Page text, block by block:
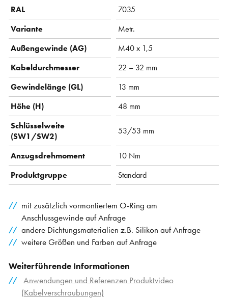
RAL
7035
Variante
Metr.
Außengewinde (AG)
M40 x 1,5
Kabeldurchmesser
22 – 32 mm
Gewindelänge (GL)
13 mm
Höhe (H)
48 mm
Schlüsselweite
(SW1/SW2)
53/53 mm
Anzugsdrehmoment
10 Nm
Produktgruppe
Standard
mit zusätzlich vormontiertem O-Ring am
Anschlussgewinde auf Anfrage
andere Dichtungsmaterialien z.B. Silikon auf Anfrage
weitere Größen und Farben auf Anfrage
Weiterführende Informationen
Anwendungen und Referenzen Produktvideo
(Kabelverschraubungen)